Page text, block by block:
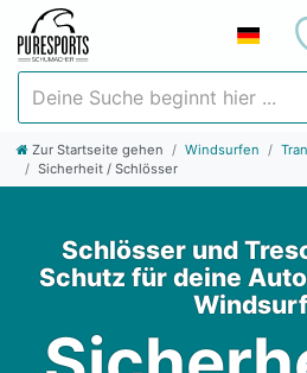
Zur Startseite gehen Windsurfen
Sicherheit / Schlösser
Schlösser und
Schutz für deine